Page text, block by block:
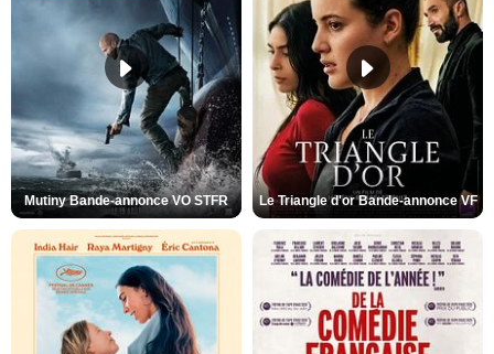
Mutiny Bande-annonce VO STFR Le Triangle d'or Bande-annonce VF